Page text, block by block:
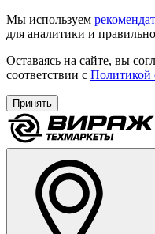
Мы используем
для аналитики и
Оставаясь на сайте, вы
соответствии с Политикой
Принять